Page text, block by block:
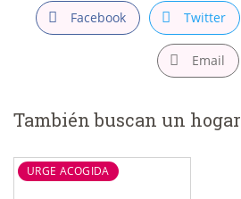
Facebook Twitter
Email
También buscan un hogar
URGE ACOGIDA